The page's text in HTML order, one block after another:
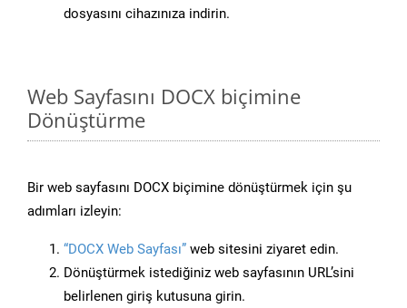
dosyasını cihazınıza indirin.
Web Sayfasını DOCX biçimine
Dönüştürme
Bir web sayfasını DOCX biçimine dönüştürmek için şu
adımları izleyin:
“DOCX Web Sayfası” web sitesini ziyaret edin.
Dönüştürmek istediğiniz web sayfasının URL’sini
belirlenen giriş kutusuna girin.